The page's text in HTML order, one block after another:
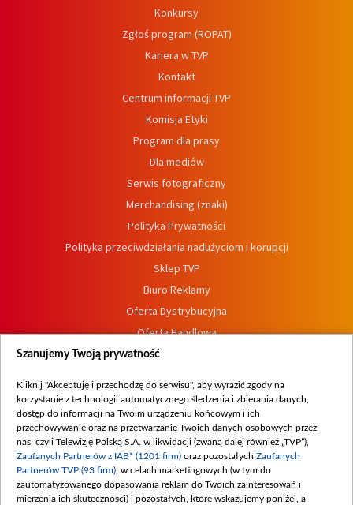
Konkursy
Zgłoś program (ROPAT)
Kariera w TVP
Kontakt
Centrum informacji TVP
Komisja Etyki
Program dla prasy
Dla mediów
Serwis fotograficzny
Merchandising (znaki)
Polityka Prywatności
Polityka przeciwdziałania nadużyciom i korupcji
Sklep TVP
Biuro Reklamy
Oferta Dystrybucyjna
Oferta Handlowa
Dostępność
Procedura zgłoszeń wewnętrznych
Szanujemy Twoją prywatność
Kliknij "Akceptuję i przechodzę do serwisu", aby wyrazić zgody na
korzystanie z technologii automatycznego śledzenia i zbierania danych,
dostęp do informacji na Twoim urządzeniu końcowym i ich
przechowywanie oraz na przetwarzanie Twoich danych osobowych przez
nas, czyli Telewizję Polską S.A. w likwidacji (zwaną dalej również „TVP”),
Zaufanych Partnerów z IAB* (1201 firm) oraz pozostałych Zaufanych
Partnerów TVP (93 firm) , w celach marketingowych (w tym do
zautomatyzowanego dopasowania reklam do Twoich zainteresowań i
mierzenia ich skuteczności) i pozostałych, które wskazujemy poniżej, a